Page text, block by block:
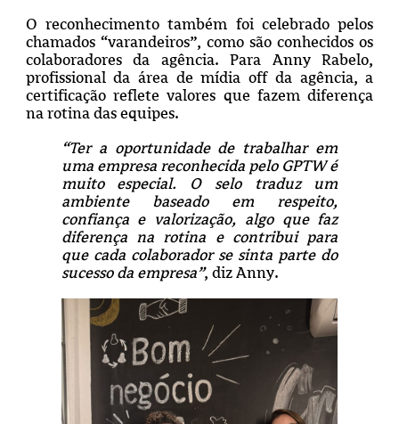
O reconhecimento também foi celebrado pelos
chamados “varandeiros”, como são conhecidos os
colaboradores da agência. Para Anny Rabelo,
profissional da área de mídia off da agência, a
certificação reflete valores que fazem diferença
na rotina das equipes.
“Ter a oportunidade de trabalhar em
uma empresa reconhecida pelo GPTW é
muito especial. O selo traduz um
ambiente baseado em respeito,
confiança e valorização, algo que faz
diferença na rotina e contribui para
que cada colaborador se sinta parte do
sucesso da empresa”, diz Anny.